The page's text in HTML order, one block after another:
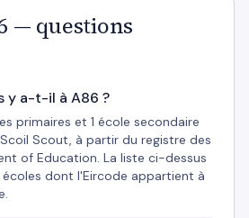
— questions
y a-t-il à A86 ?
primaires et 1 école secondaire
Scout, à partir du registre des
of Education. La liste ci-dessus
dont l'Eircode appartient à